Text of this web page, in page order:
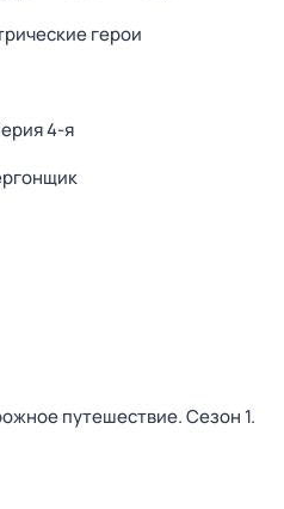
герои
4-я
путешествие. Сезон 1.